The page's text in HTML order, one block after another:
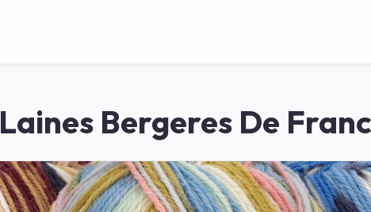
Laines Bergeres De